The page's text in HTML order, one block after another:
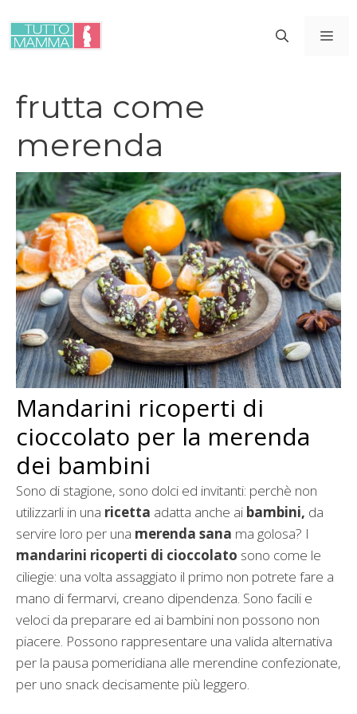
contenuto
frutta come
merenda
Mandarini ricoperti di
cioccolato per la merenda
dei bambini
Sono di stagione, sono dolci ed invitanti: perchè non
utilizzarli in una ricetta adatta anche ai bambini, da
servire loro per una merenda sana ma golosa? I
mandarini ricoperti di cioccolato sono come le
ciliegie: una volta assaggiato il primo non potrete fare a
mano di fermarvi, creano dipendenza. Sono facili e
veloci da preparare ed ai bambini non possono non
piacere. Possono rappresentare una valida alternativa
per la pausa pomeridiana alle merendine confezionate,
per uno snack decisamente più leggero.